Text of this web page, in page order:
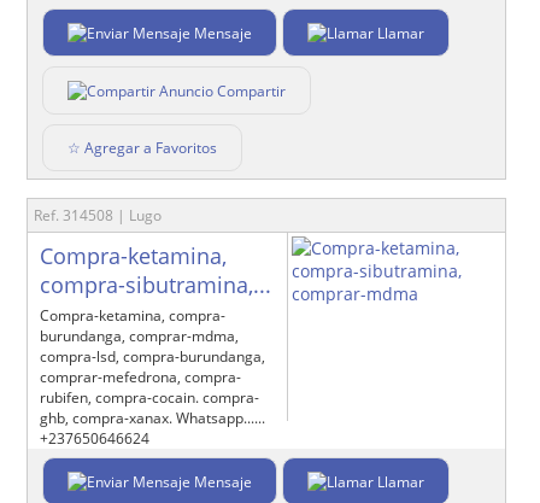
Mensaje Llamar
Compartir
☆ Agregar a Favoritos
Ref. 314508 | Lugo
Compra-ketamina,
compra-sibutramina,...
Compra-ketamina, compra-
burundanga, comprar-mdma,
compra-lsd, compra-burundanga,
comprar-mefedrona, compra-
rubifen, compra-cocain. compra-
ghb, compra-xanax. Whatsapp......
+237650646624
Mensaje Llamar